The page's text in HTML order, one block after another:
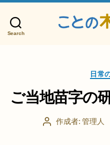
Search
日常
ご当地苗字の
投
作成者:管理人